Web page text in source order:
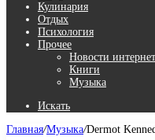
Кулинария
Отдых
Психология
Прочее
Новости
Книги
Музыка
Искать
Главная/Музыка/Dermot